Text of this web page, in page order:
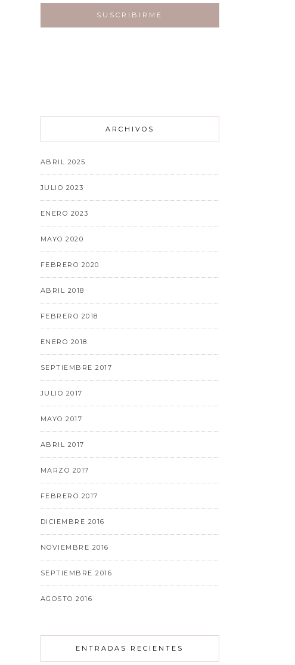
ARCHIVOS
ABRIL 2025
JULIO 2023
ENERO 2023
MAYO 2020
FEBRERO 2020
ABRIL 2018
FEBRERO 2018
ENERO 2018
SEPTIEMBRE 2017
JULIO 2017
MAYO 2017
ABRIL 2017
MARZO 2017
FEBRERO 2017
DICIEMBRE 2016
NOVIEMBRE 2016
SEPTIEMBRE 2016
AGOSTO 2016
ENTRADAS RECIENTES